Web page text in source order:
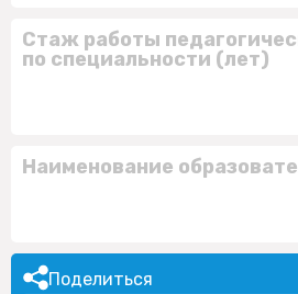
Стаж работы
по специальности (лет)
Наименование
Поделиться